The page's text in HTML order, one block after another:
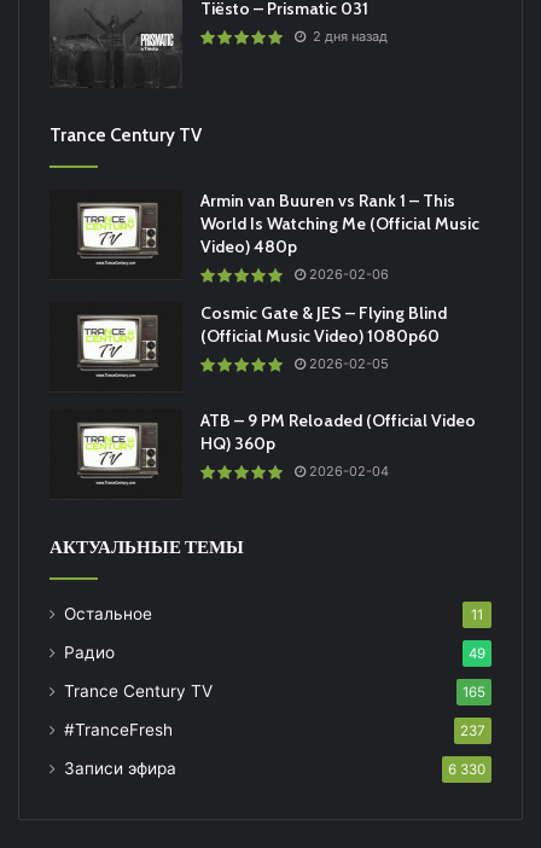
Tiësto – Prismatic 031
2 дня назад
Trance Century TV
Armin van Buuren vs Rank 1 – This
World Is Watching Me (Official Music
Video) 480p
2026-02-06
Cosmic Gate & JES – Flying Blind
(Official Music Video) 1080p60
2026-02-05
ATB – 9 PM Reloaded (Official Video
HQ) 360p
2026-02-04
АКТУАЛЬНЫЕ ТЕМЫ
Остальное 11
Радио 49
Trance Century TV 165
#TranceFresh 237
Записи эфира 6 330